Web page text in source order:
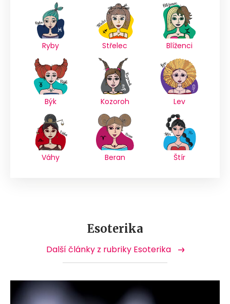
Ryby Střelec Blíženci
Býk Kozoroh Lev
Váhy Beran Štír
Esoterika
Další články z rubriky Esoterika